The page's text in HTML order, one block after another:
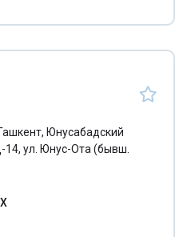
Юнусабадский
14, ул. Юнус-Ота (бывш.